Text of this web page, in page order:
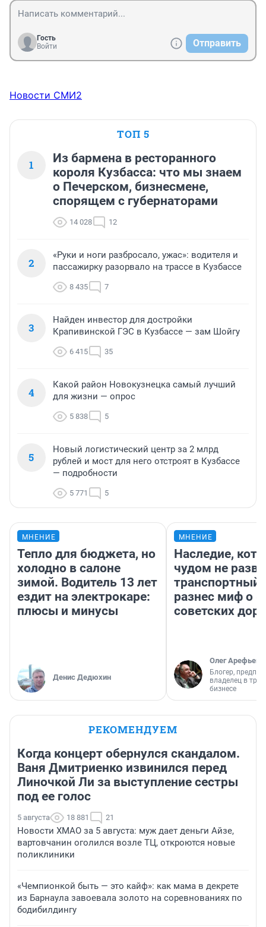
Гость
Войти
Отправить
Новости СМИ2
ТОП 5
1
Из бармена в ресторанного
короля Кузбасса: что мы знаем
о Печерском, бизнесмене,
спорящем с губернаторами
14 028 12
2
«Руки и ноги разбросало, ужас»: водителя и
пассажирку разорвало на трассе в Кузбассе
8 435 7
3
Найден инвестор для достройки
Крапивинской ГЭС в Кузбассе — зам Шойгу
6 415 35
4
Какой район Новокузнецка самый лучший
для жизни — опрос
5 838 5
5
Новый логистический центр за 2 млрд
рублей и мост для него отстроят в Кузбассе
— подробности
5 771 5
МНЕНИЕ
Тепло для бюджета, но
холодно в салоне
зимой. Водитель 13 лет
ездит на электрокаре:
плюсы и минусы
Денис Дедюхин
МНЕНИЕ
Наследие,
чудом не
транспортный
разнес миф о
советских
Олег Арефьев
Блогер,
владелец в
бизнесе
РЕКОМЕНДУЕМ
Когда концерт обернулся скандалом.
Ваня Дмитриенко извинился перед
Линочкой Ли за выступление сестры
под ее голос
5 августа 18 881 21
Новости ХМАО за 5 августа: муж дает деньги Айзе,
вартовчанин оголился возле ТЦ, откроются новые
поликлиники
«Чемпионкой быть — это кайф»: как мама в декрете
из Барнаула завоевала золото на соревнованиях по
бодибилдингу